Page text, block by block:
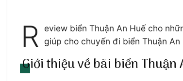
R
eview biển Thuận An Huế cho
giúp cho chuyến đi biển Thuận
Giới thiệu về bãi biển Thuận